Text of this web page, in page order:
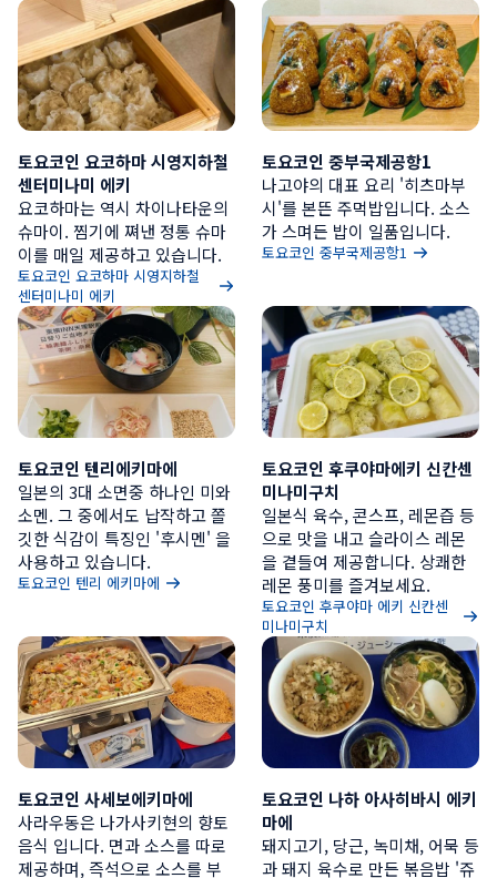
토요코인 요코하마 시영지하철
센터미나미 에키
요코하마는 역시 차이나타운의
슈마이. 찜기에 쪄낸 정통 슈마
이를 매일 제공하고 있습니다.
토요코인 요코하마 시영지하철
센터미나미 에키
토요코인 중부국제공항1
나고야의 대표 요리 '히츠마부
시'를 본뜬 주먹밥입니다. 소스
가 스며든 밥이 일품입니다.
토요코인 중부국제공항1
토요코인 텐리에키마에
일본의 3대 소면중 하나인 미와
소멘. 그 중에서도 납작하고 쫄
깃한 식감이 특징인 '후시멘' 을
사용하고 있습니다.
토요코인 텐리 에키마에
토요코인 후쿠야마에키 신칸센
미나미구치
일본식 육수, 콘스프, 레몬즙 등
으로 맛을 내고 슬라이스 레몬
을 곁들여 제공합니다. 상쾌한
레몬 풍미를 즐겨보세요.
토요코인 후쿠야마 에키 신칸센
미나미구치
토요코인 사세보에키마에
사라우동은 나가사키현의 향토
음식 입니다. 면과 소스를 따로
제공하며, 즉석으로 소스를 부
토요코인 나하 아사히바시 에키
마에
돼지고기, 당근, 녹미채, 어묵 등
과 돼지 육수로 만든 볶음밥 '쥬